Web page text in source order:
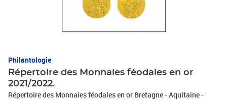
Philantologie
Répertoire des Monnaies féodales en or
2021/2022.
Répertoire des Monnaies féodales en or Bretagne - Aquitaine -